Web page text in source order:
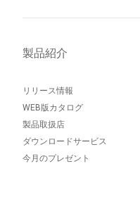
製品紹介
リリース情報
WEB版カタログ
製品取扱店
ダウンロードサービス
今月のプレゼント